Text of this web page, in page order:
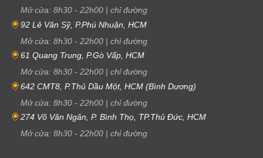
Mở cửa: 8h30 - 22h00 | chỉ đường
92 Lê Văn Sỹ, P.Phú Nhuận, HCM
Mở cửa: 8h30 - 22h00 | chỉ đường
61 Quang Trung, P.Gò Vấp, HCM
Mở cửa: 8h30 - 22h00 | chỉ đường
642 CMT8, P.Thủ Dầu Một, HCM (Bình Dương)
Mở cửa: 8h30 - 22h00 | chỉ đường
274 Võ Văn Ngân, P. Bình Thọ, TP.Thủ Đức, HCM
Mở cửa: 8h30 - 22h00 | chỉ đường